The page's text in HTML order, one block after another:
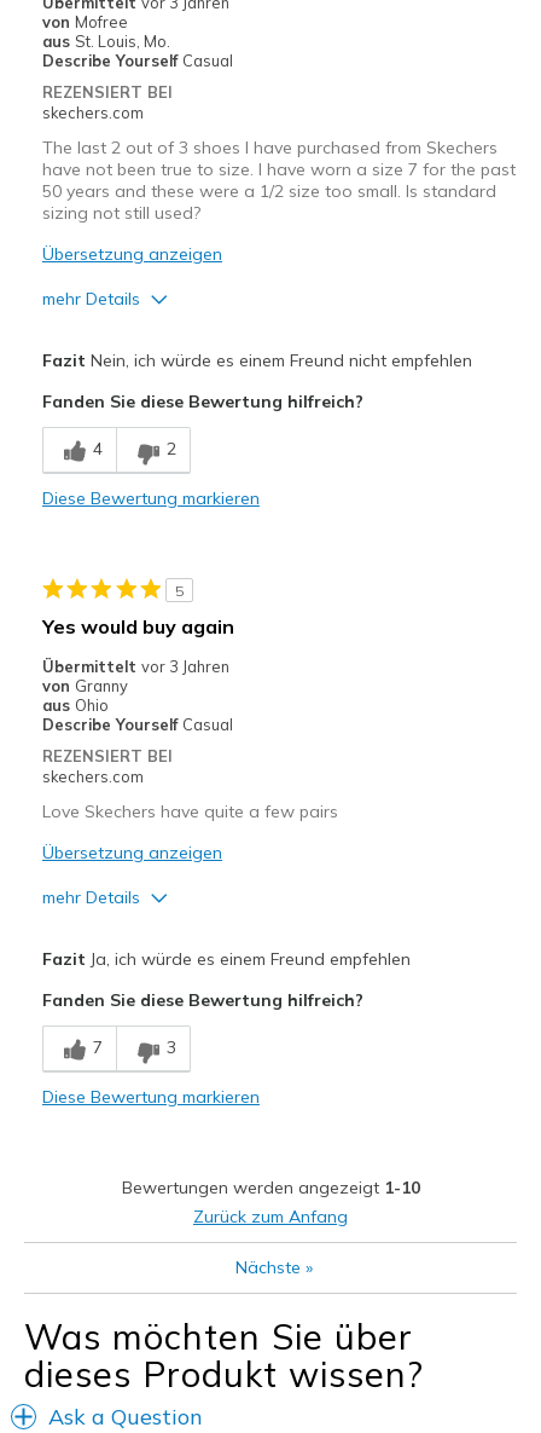
Going Out
Travel
Width
Feels true to width
Sizing
Feels true to size
von Mofree
aus St. Louis, Mo.
Describe Yourself Casual
REZENSIERT BEI
skechers.com
The last 2 out of 3 shoes I have purchased from Skechers
have not been true to size. I have worn a size 7 for the past
50 years and these were a 1/2 size too small. Is standard
sizing not still used?
Übersetzung anzeigen
mehr Details
Stylish
Nachteile
Not true to size
Casual Wear
Special Occasions
Sizing
Feels half size too small
View On Shoes
Shoes are for Wearing
Fazit Nein, ich würde es einem Freund nicht empfehlen
Fanden Sie diese Bewertung hilfreich?
4 2
Diese Bewertung markieren
5
Yes would buy again
Übermittelt vor 3 Jahren
von Granny
aus Ohio
Describe Yourself Casual
REZENSIERT BEI
skechers.com
Love Skechers have quite a few pairs
Übersetzung anzeigen
mehr Details
Comfortable
Stylish
Special Occasions
Travel
Width
Feels true to width
Sizing
Feels true to size
View On Shoes
I'm Really Into Shoes
Fazit Ja, ich würde es einem Freund empfehlen
Fanden Sie diese Bewertung hilfreich?
7 3
Diese Bewertung markieren
Bewertungen werden angezeigt 1-10
Zurück zum Anfang
Nächste »
Was möchten Sie über
dieses Produkt wissen?
Ask a Question